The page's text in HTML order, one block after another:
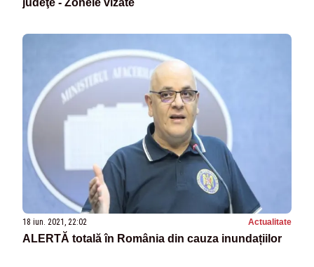
judeţe - Zonele vizate
18 iun. 2021, 22:02 Actualitate
ALERTĂ totală în România din cauza inundațiilor